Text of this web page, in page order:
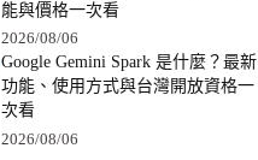
能與價格一次看
2026/08/06
Google Gemini Spark 是什麼？最新
功能、使用方式與台灣開放資格一
次看
2026/08/06